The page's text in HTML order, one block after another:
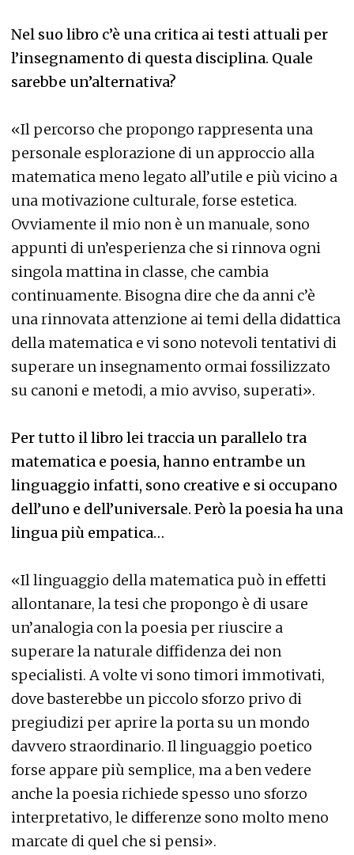
Nel suo libro c’è una critica ai testi attuali per
l’insegnamento di questa disciplina. Quale
sarebbe un’alternativa?
«Il percorso che propongo rappresenta una
personale esplorazione di un approccio alla
matematica meno legato all’utile e più vicino a
una motivazione culturale, forse estetica.
Ovviamente il mio non è un manuale, sono
appunti di un’esperienza che si rinnova ogni
singola mattina in classe, che cambia
continuamente. Bisogna dire che da anni c’è
una rinnovata attenzione ai temi della didattica
della matematica e vi sono notevoli tentativi di
superare un insegnamento ormai fossilizzato
su canoni e metodi, a mio avviso, superati».
Per tutto il libro lei traccia un parallelo tra
matematica e poesia, hanno entrambe un
linguaggio infatti, sono creative e si occupano
dell’uno e dell’universale. Però la poesia ha una
lingua più empatica…
«Il linguaggio della matematica può in effetti
allontanare, la tesi che propongo è di usare
un’analogia con la poesia per riuscire a
superare la naturale diffidenza dei non
specialisti. A volte vi sono timori immotivati,
dove basterebbe un piccolo sforzo privo di
pregiudizi per aprire la porta su un mondo
davvero straordinario. Il linguaggio poetico
forse appare più semplice, ma a ben vedere
anche la poesia richiede spesso uno sforzo
interpretativo, le differenze sono molto meno
marcate di quel che si pensi».